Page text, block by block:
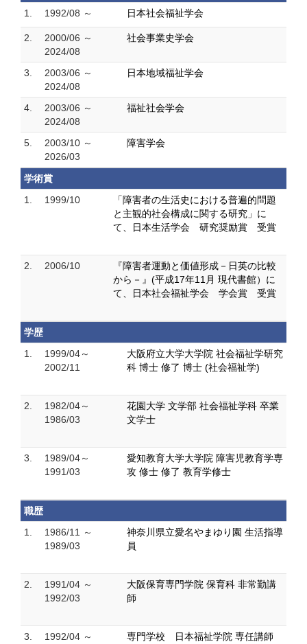
1.
1992/08 ～ 日本社会福祉学会
2.
2000/06 ～
2024/08
社会事業史学会
3.
2003/06 ～
2024/08
日本地域福祉学会
4.
2003/06 ～
2024/08
福祉社会学会
5.
2003/10 ～
2026/03
障害学会
学術賞
1.
1999/10
「障害者の生活史における普遍的問題
と主観的社会構成に関する研究」に
て、日本生活学会 研究奨励賞 受賞
2. 2006/10
『障害者運動と価値形成－日英の比較
から－』(平成17年11月 現代書館）に
て、日本社会福祉学会 学会賞 受賞
学歴
1.
1999/04～
2002/11
大阪府立大学大学院 社会福祉学研究
科 博士 修了 博士 (社会福祉学)
2.
1982/04～
1986/03
花園大学 文学部 社会福祉学科 卒業
文学士
3.
1989/04～
1991/03
愛知教育大学大学院 障害児教育学専
攻 修士 修了 教育学修士
職歴
1.
1986/11 ～
1989/03
神奈川県立愛名やまゆり園 生活指導
員
2.
1991/04 ～
1992/03
大阪保育専門学院 保育科 非常勤講
師
3. 1992/04 ～ 専門学校 日本福祉学院 専任講師